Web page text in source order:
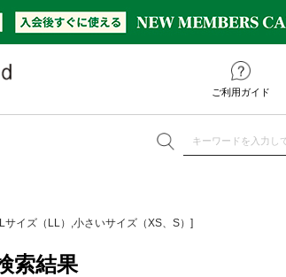
ご利用ガイド
サイズ（LL）,小さいサイズ（XS、S）]
索結果